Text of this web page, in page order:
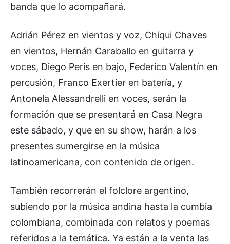
banda que lo acompañará.
Adrián Pérez en vientos y voz, Chiqui Chaves
en vientos, Hernán Caraballo en guitarra y
voces, Diego Peris en bajo, Federico Valentín en
percusión, Franco Exertier en batería, y
Antonela Alessandrelli en voces, serán la
formación que se presentará en Casa Negra
este sábado, y que en su show, harán a los
presentes sumergirse en la música
latinoamericana, con contenido de origen.
También recorrerán el folclore argentino,
subiendo por la música andina hasta la cumbia
colombiana, combinada con relatos y poemas
referidos a la temática. Ya están a la venta las